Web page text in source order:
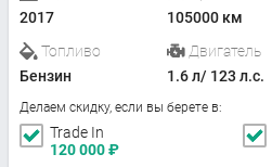
2017
105000 км
Топливо
Бензин
Двигатель
1.6 л/ 123 л.с.
Делаем скидку, если вы берете в:
Trade In
120 000₽